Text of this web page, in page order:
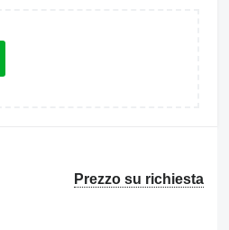
Prezzo su richiesta